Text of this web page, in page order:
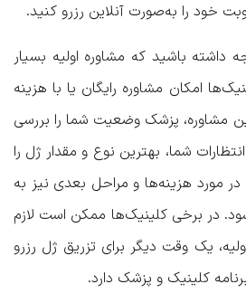
خود را به‌صورت آنلاین رزرو کنید.
داشته باشید که مشاوره اولیه بسیار
امکان مشاوره رایگان یا با هزینه
مشاوره، پزشک وضعیت شما را بررسی
شما، بهترین نوع و مقدار ژل را
مورد هزینه‌ها و مراحل بعدی نیز به
در برخی کلینیک‌ها ممکن است لازم
یک وقت دیگر برای تزریق ژل رزرو
کلینیک و پزشک دارد.